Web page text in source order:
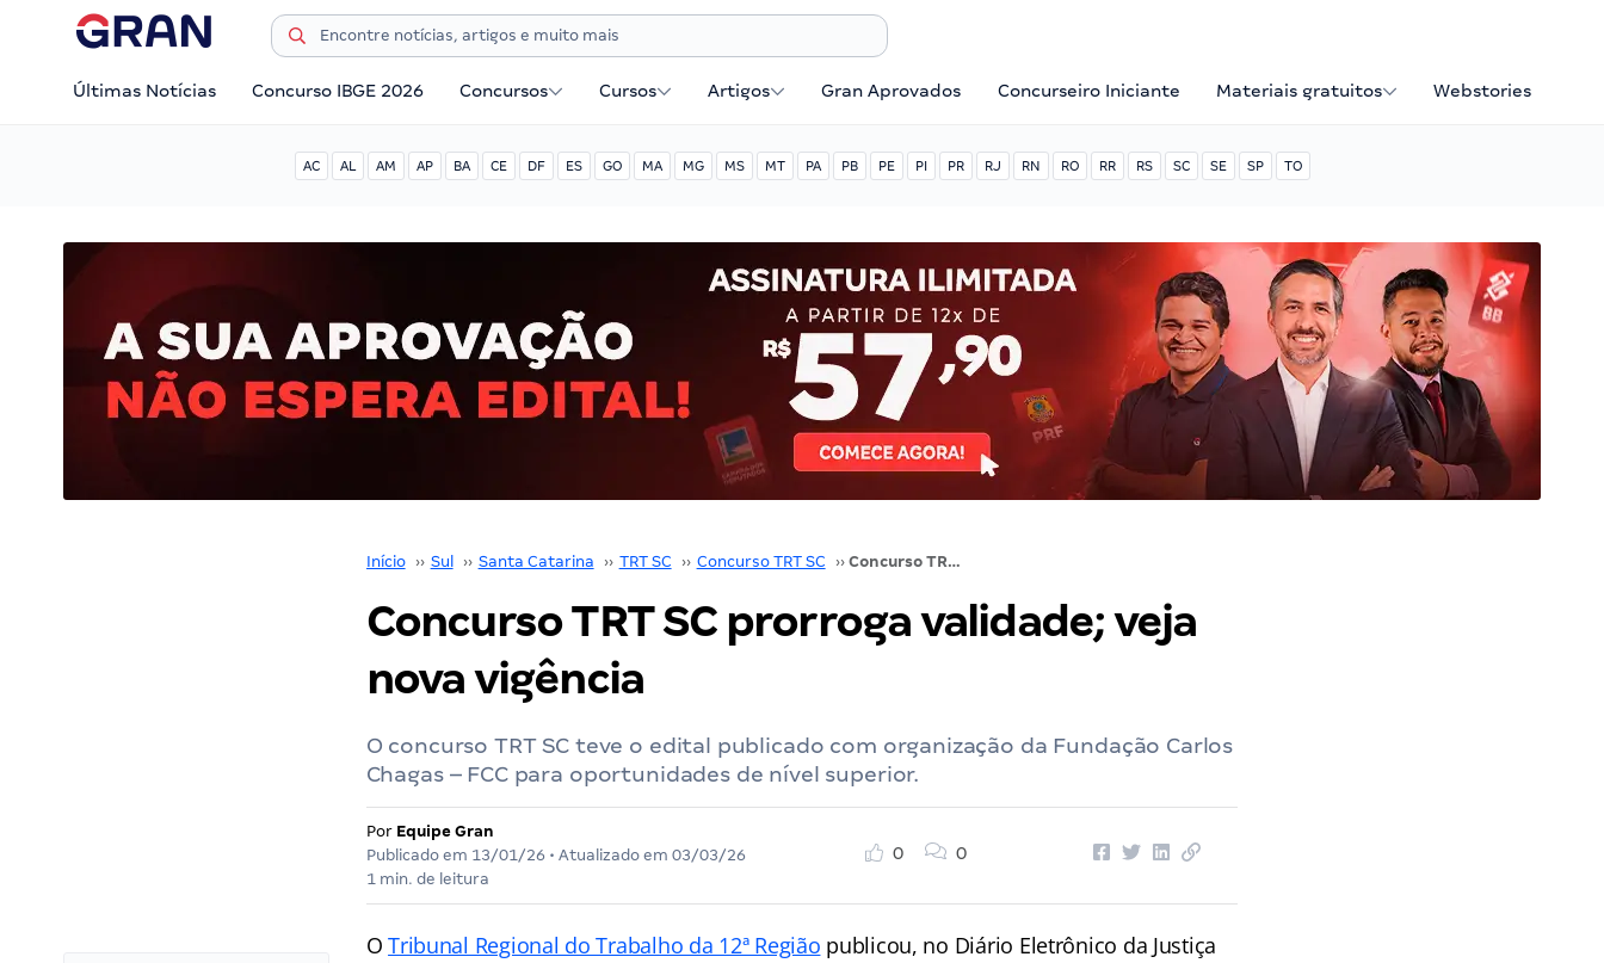
Últimas Notícias Concurso IBGE 2026 Concursos Cursos Artigos Gran Aprovados Concurseiro Iniciante Materiais gratuitos Webstories
AC AL AM AP BA CE DF ES GO MA MG MS MT PA PB PE PI PR RJ RN RO RR RS SC SE SP TO
Início ›› Sul ›› Santa Catarina ›› TRT SC ›› Concurso TRT SC ›› Concurso TRT SC prorroga validade; veja nova vigência
Concurso TRT SC prorroga validade; veja
nova vigência
O concurso TRT SC teve o edital publicado com organização da Fundação Carlos
Chagas – FCC para oportunidades de nível superior.
Por Equipe Gran
Publicado em 13/01/26 • Atualizado em 03/03/26
1 min. de leitura
0 0
OTribunal Regional do Trabalho da 12ª Região publicou, no Diário Eletrônico da Justiça